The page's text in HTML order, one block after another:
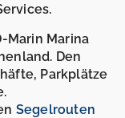
Marin Marina
Den
Parkplätze
Segelrouten